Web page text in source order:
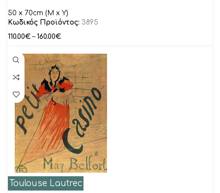
50 x 70cm (M x Y)
Κωδικός Προϊόντος: 3895
110.00€ – 160.00€
Toulouse Lautrec